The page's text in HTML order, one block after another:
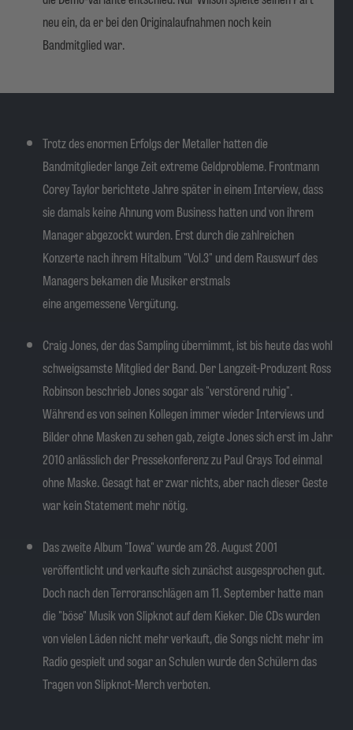
neu ein, da er bei den Originalaufnahmen noch kein
Bandmitglied war.
Trotz des enormen Erfolgs der Metaller hatten die
Bandmitglieder lange Zeit extreme Geldprobleme. Frontmann
Corey Taylor berichtete Jahre später in einem Interview, dass
sie damals keine Ahnung vom Business hatten und von ihrem
Manager abgezockt wurden. Erst durch die zahlreichen
Konzerte nach ihrem Hitalbum "Vol.3" und dem Rauswurf des
Managers bekamen die Musiker erstmals
eine angemessene Vergütung.
Craig Jones, der das Sampling übernimmt, ist bis heute das wohl
schweigsamste Mitglied der Band. Der Langzeit-Produzent Ross
Robinson beschrieb Jones sogar als "verstörend ruhig".
Während es von seinen Kollegen immer wieder Interviews und
Bilder ohne Masken zu sehen gab, zeigte Jones sich erst im Jahr
2010 anlässlich der Pressekonferenz zu Paul Grays Tod einmal
ohne Maske. Gesagt hat er zwar nichts, aber nach dieser Geste
war kein Statement mehr nötig.
Das zweite Album "Iowa" wurde am 28. August 2001
veröffentlicht und verkaufte sich zunächst ausgesprochen gut.
Doch nach den Terroranschlägen am 11. September hatte man
die "böse" Musik von Slipknot auf dem Kieker. Die CDs wurden
von vielen Läden nicht mehr verkauft, die Songs nicht mehr im
Radio gespielt und sogar an Schulen wurde den Schülern das
Tragen von Slipknot-Merch verboten.